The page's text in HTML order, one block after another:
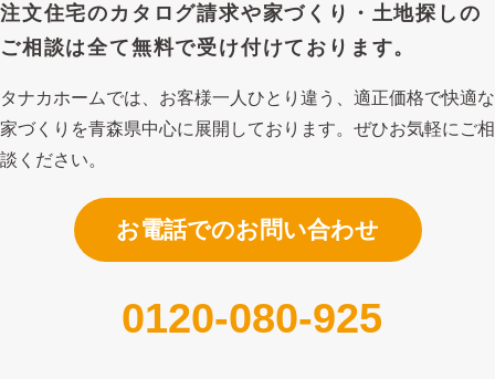
注文住宅のカタログ請求や家づくり・土地探しの
ご相談は全て無料で受け付けております。
タナカホームでは、お客様一人ひとり違う、適正価格で快適な
家づくり を青森県中心に展開しております。ぜひお気軽にご相
談ください。
お電話でのお問い合わせ
0120-080-925